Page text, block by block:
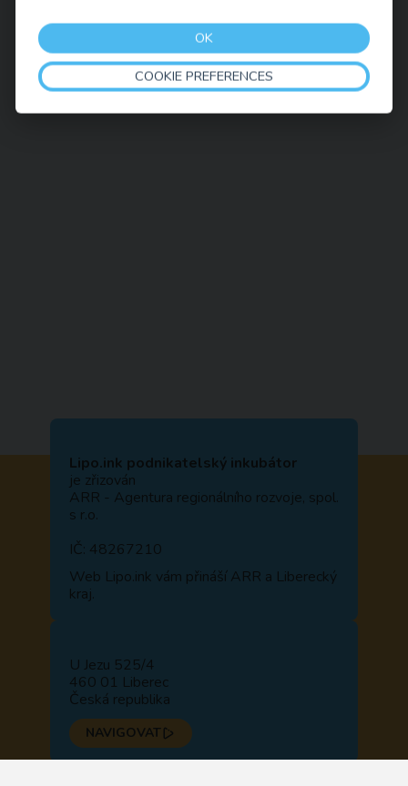
Lipo.ink podnikatelský inkubátor
je zřizován
ARR - Agentura regionálního rozvoje, spol.
s r.o.
IČ: 48267210
Web Lipo.ink vám přináší ARR a Liberecký
kraj.
U Jezu 525/4
460 01 Liberec
Česká republika
NAVIGOVAT
OK
COOKIE PREFERENCES